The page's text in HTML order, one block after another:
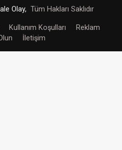
Olay, Tüm Hakları Saklıdır
Kullanım Koşulları
Reklam
İletişim